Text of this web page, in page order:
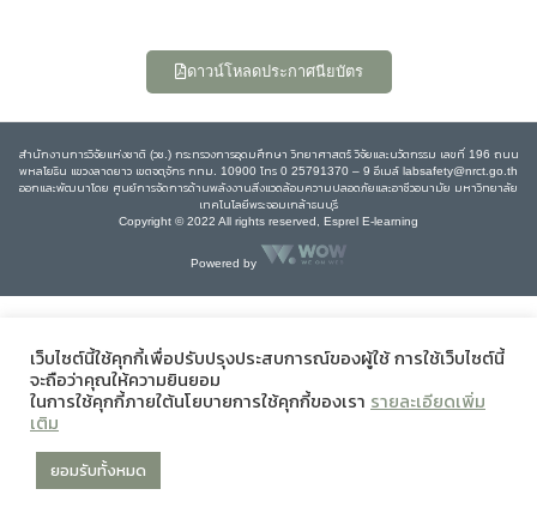
ดาวน์โหลดประกาศนียบัตร
สำนักงานการวิจัยแห่งชาติ (วช.) กระทรวงการอุดมศึกษา วิทยาศาสตร์ วิจัยและนวัตกรรม เลขที่ 196 ถนน
พหลโยธิน แขวงลาดยาว เขตจตุจักร กทม. 10900 โทร 0 25791370 – 9 อีเมล์ labsafety@nrct.go.th
ออกและพัฒนาโดย ศูนย์การจัดการด้านพลังงานสิ่งแวดล้อมความปลอดภัยและอาชีวอนามัย มหาวิทยาลัย
เทคโนโลยีพระจอมเกล้าธนบุรี
Copyright © 2022 All rights reserved, Esprel E-learning
Powered by
เว็บไซต์นี้ใช้คุกกี้เพื่อปรับปรุงประสบการณ์ของผู้ใช้ การใช้เว็บไซต์นี้
จะถือว่าคุณให้ความยินยอม
ในการใช้คุกกี้ภายใต้นโยบายการใช้คุกกี้ของเรา รายละเอียดเพิ่ม
เติม
ยอมรับทั้งหมด